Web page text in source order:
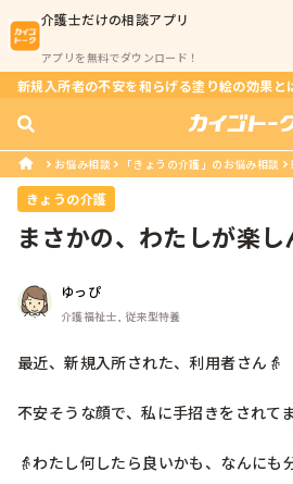
介護士だけの相談アプリ
アプリを無料でダウンロード！
新規入所者の不安を和らげる塗り絵の効果と
お悩み相談 「きょうの介護」のお悩み相談
きょうの介護
まさかの、わたしが楽し
ゆっぴ
介護福祉士, 従来型特養
最近、新規入所された、利用者さん👵
不安そうな顔で、私に手招きをされてま
👵わたし何したら良いかも、なんに